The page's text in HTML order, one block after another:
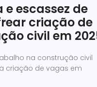
escassez de
criação de
civil em
na construção civil
criação de vagas em